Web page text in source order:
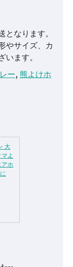
なります。
やサイズ、カ
ます。
ー, 熊よけホ
大
よ
アホ